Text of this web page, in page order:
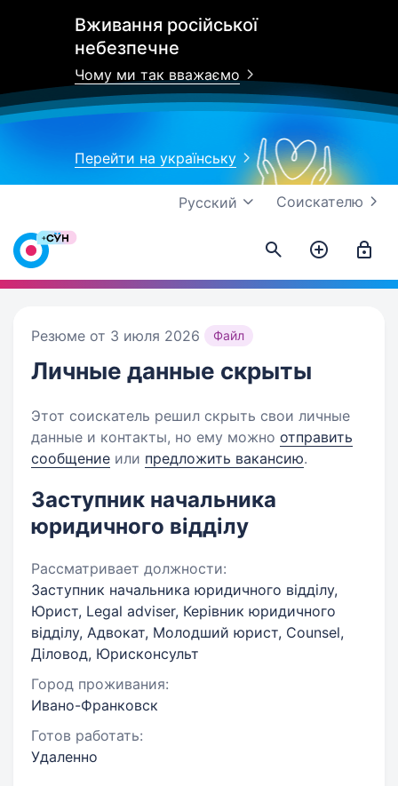
Вживання російської
небезпечне
Чому ми так вважаємо
Перейти на українську
Соискателю
Русский
Резюме от 3 июля 2026 Файл
Личные данные скрыты
Этот соискатель решил скрыть свои личные
данные и контакты, но ему можно отправить
сообщение или предложить вакансию.
Заступник начальника
юридичного відділу
Рассматривает должности:
Заступник начальника юридичного відділу,
Юрист, Legal adviser, Керівник юридичного
відділу, Адвокат, Молодший юрист, Counsel,
Діловод, Юрисконсульт
Город проживания:
Ивано-Франковск
Готов работать:
Удаленно